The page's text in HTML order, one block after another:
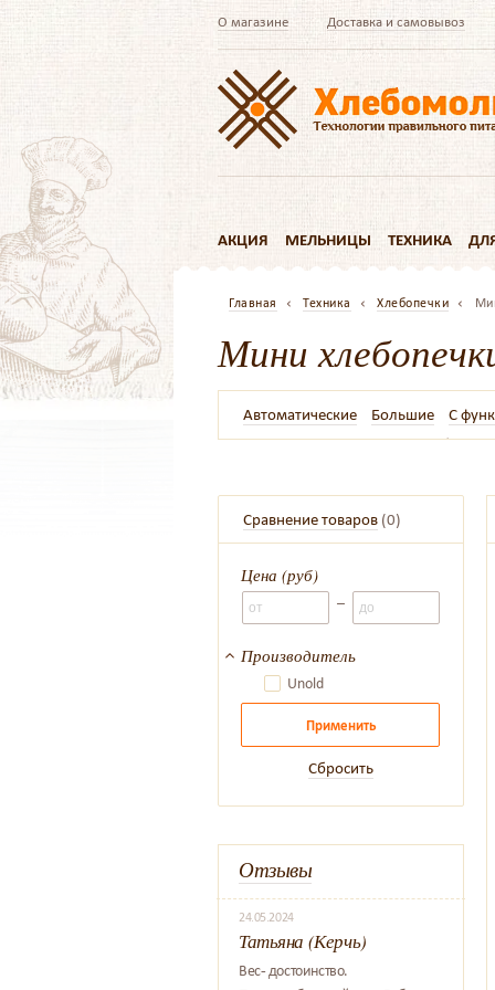
О магазине Доставка и самовывоз
АКЦИЯ МЕЛЬНИЦЫ ТЕХНИКА
Главная Техника Хлебопечки
Мини
Автоматические Большие С
Домашние
Формы для
Сравнение товаров (0)
Цена (руб)
–
Производитель
Unold
Применить
Сбросить
Отзывы
24.05.2024
Татьяна (Керчь)
Вес- достоинство.